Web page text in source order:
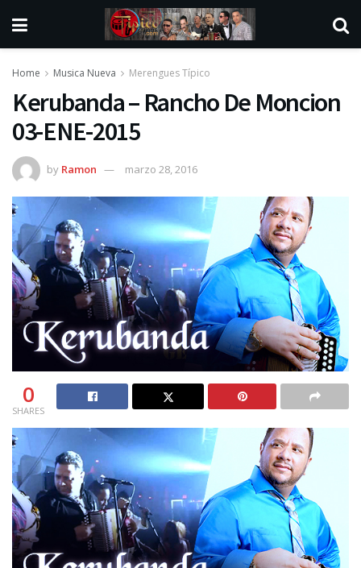
Home Musica Nueva Merengues Típico
Kerubanda – Rancho De Moncion
03-ENE-2015
by Ramon marzo 28, 2016
0
SHARES